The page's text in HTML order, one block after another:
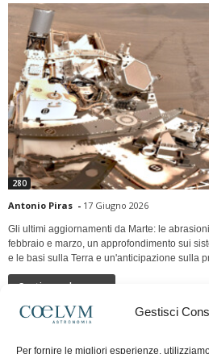
Gestisci
Per fornire le migliori esperienze,
280
Antonio Piras - 17 Giugno 2026
Gli ultimi aggiornamenti da Marte: le
febbraio e marzo, un approfondimento sui
e le basi sulla Terra e un'anticipazione sulla
Continua a leggere